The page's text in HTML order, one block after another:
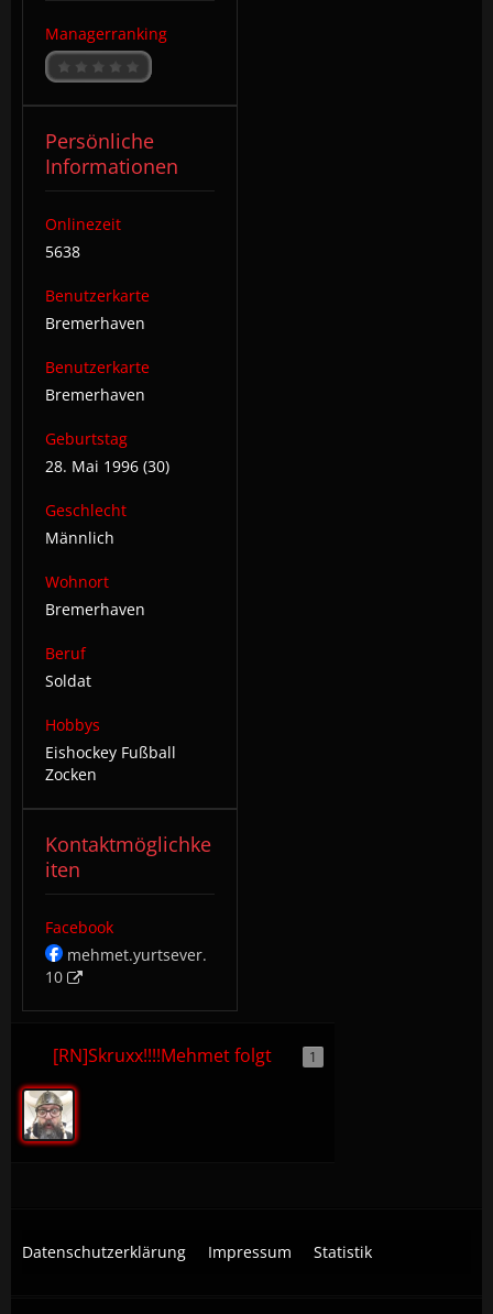
Managerranking
Persönliche
Informationen
Onlinezeit
5638
Benutzerkarte
Bremerhaven
Benutzerkarte
Bremerhaven
Geburtstag
28. Mai 1996 (30)
Geschlecht
Männlich
Wohnort
Bremerhaven
Beruf
Soldat
Hobbys
Eishockey Fußball
Zocken
Kontaktmöglichke
iten
Facebook
mehmet.yurtsever.
10
[RN]Skruxx!!!!Mehmet folgt 1
Datenschutzerklärung Impressum Statistik